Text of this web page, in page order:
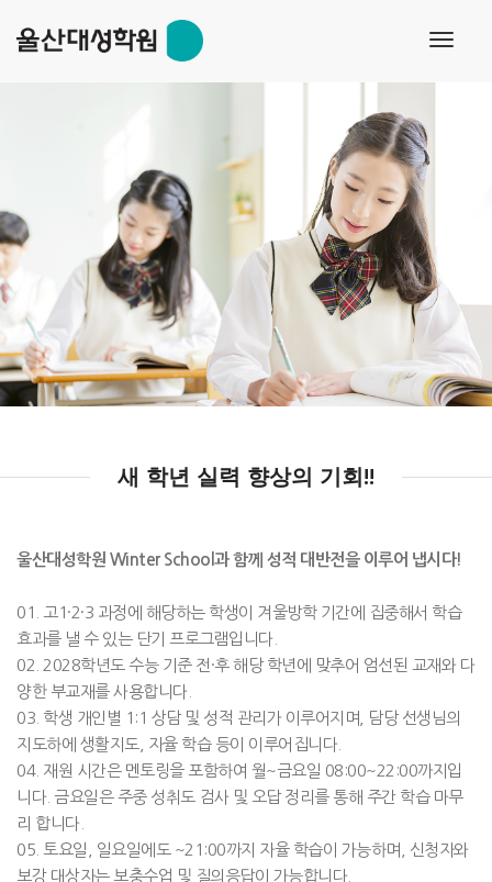
새 학년 실력 향상의 기회!!
울산대성학원 Winter School과 함께 성적 대반전을 이루어 냅시다!
01. 고1·2·3 과정에 해당하는 학생이 겨울방학 기간에 집중해서 학습
효과를 낼 수 있는 단기 프로그램입니다.
02. 2028학년도 수능 기준 전·후 해당 학년에 맞추어 엄선된 교재와 다
양한 부교재를 사용합니다.
03. 학생 개인별 1:1 상담 및 성적 관리가 이루어지며, 담당 선생님의
지도하에 생활지도, 자율 학습 등이 이루어집니다.
04. 재원 시간은 멘토링을 포함하여 월~금요일 08:00~22:00까지입
니다. 금요일은 주중 성취도 검사 및 오답 정리를 통해 주간 학습 마무
리 합니다.
05. 토요일, 일요일에도 ~21:00까지 자율 학습이 가능하며, 신청자와
보강 대상자는 보충수업 및 질의응답이 가능합니다.